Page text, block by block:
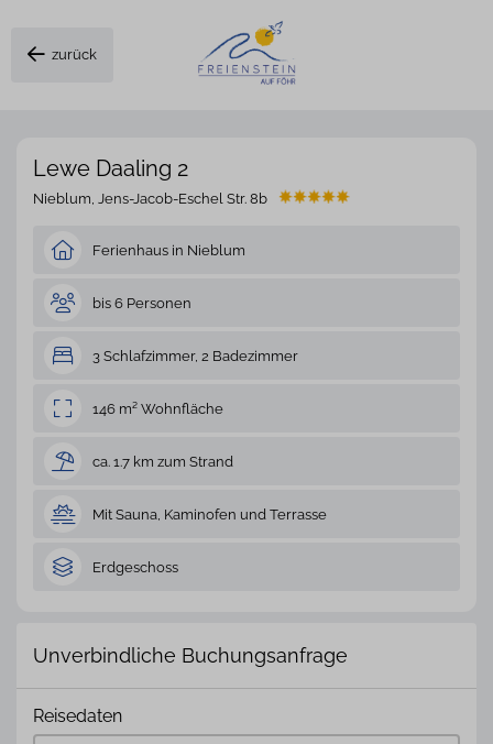
zurück
Lewe Daaling 2
Nieblum, Jens-Jacob-Eschel Str. 8b
Ferienhaus in Nieblum
bis 6 Personen
3 Schlafzimmer, 2 Badezimmer
146 m² Wohnfläche
ca. 1.7 km zum Strand
Mit Sauna, Kaminofen und Terrasse
Erdgeschoss
Unverbindliche Buchungsanfrage
Reisedaten